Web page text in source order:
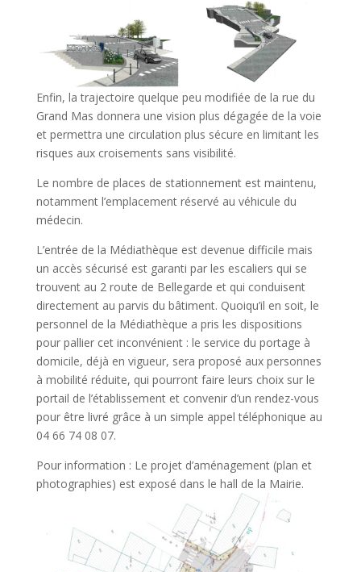
Enfin, la trajectoire quelque peu modifiée de la rue du
Grand Mas donnera une vision plus dégagée de la voie
et permettra une circulation plus sécure en limitant les
risques aux croisements sans visibilité.
Le nombre de places de stationnement est maintenu,
notamment l’emplacement réservé au véhicule du
médecin.
L’entrée de la Médiathèque est devenue difficile mais
un accès sécurisé est garanti par les escaliers qui se
trouvent au 2 route de Bellegarde et qui conduisent
directement au parvis du bâtiment. Quoiqu’il en soit, le
personnel de la Médiathèque a pris les dispositions
pour pallier cet inconvénient : le service du portage à
domicile, déjà en vigueur, sera proposé aux personnes
à mobilité réduite, qui pourront faire leurs choix sur le
portail de l’établissement et convenir d’un rendez-vous
pour être livré grâce à un simple appel téléphonique au
04 66 74 08 07.
Pour information : Le projet d’aménagement (plan et
photographies) est exposé dans le hall de la Mairie.